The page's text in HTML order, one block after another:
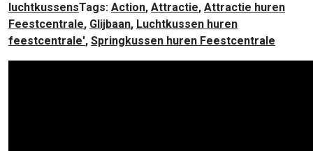
luchtkussensTags: Action, Attractie, Attractie huren
Feestcentrale, Glijbaan, Luchtkussen huren
feestcentrale', Springkussen huren Feestcentrale